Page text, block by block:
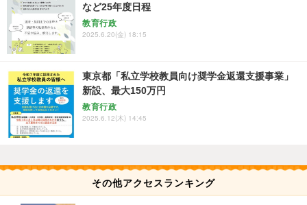
など25年度日程
教育行政
2025.6.20(金) 18:15
東京都「私立学校教員向け奨学金返還支援事業」
新設、最大150万円
教育行政
2025.6.12(木) 14:45
その他アクセスランキング